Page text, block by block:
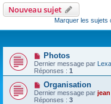
Nouveau sujet
Marquer les sujets
Photos
Dernier message par
Réponses : 1
Organisation
Dernier message par jean
Réponses : 3